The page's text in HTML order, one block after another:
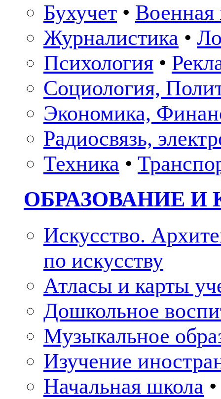
Бухучет • Военная
Журналистика •
Психология •
Социология,
Экономика,
Радиосвязь,
Техника •
ОБРАЗОВАНИЕ И
Искусство.
по искусству
Атласы и карты
Дошкольное
Музыкальное
Изучение
Начальная школа •